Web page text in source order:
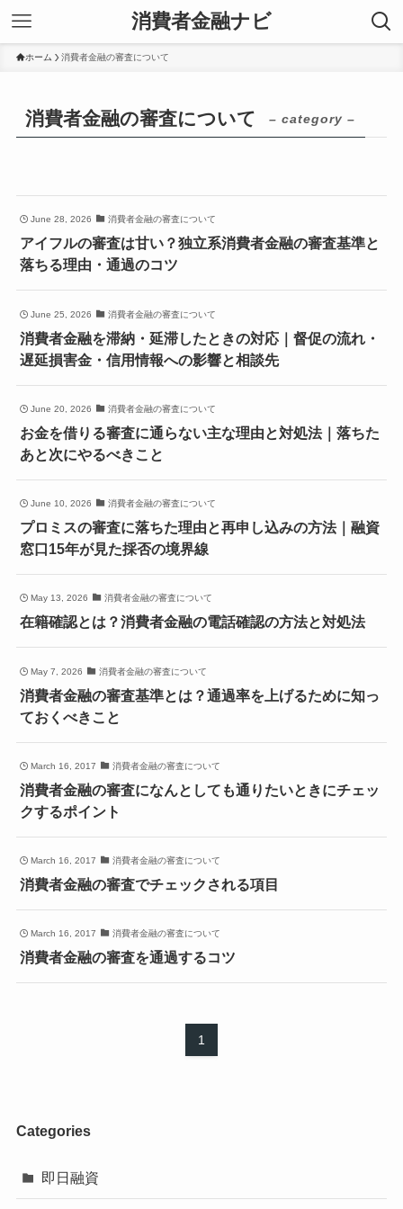
消費者金融ナビ
ホーム 消費者金融の審査について
消費者金融の審査について – category –
June 28, 2026 消費者金融の審査について
アイフルの審査は甘い？独立系消費者金融の審査基準と
落ちる理由・通過のコツ
June 25, 2026 消費者金融の審査について
消費者金融を滞納・延滞したときの対応｜督促の流れ・
遅延損害金・信用情報への影響と相談先
June 20, 2026 消費者金融の審査について
お金を借りる審査に通らない主な理由と対処法｜落ちた
あと次にやるべきこと
June 10, 2026 消費者金融の審査について
プロミスの審査に落ちた理由と再申し込みの方法｜融資
窓口15年が見た採否の境界線
May 13, 2026 消費者金融の審査について
在籍確認とは？消費者金融の電話確認の方法と対処法
May 7, 2026 消費者金融の審査について
消費者金融の審査基準とは？通過率を上げるために知っ
ておくべきこと
March 16, 2017 消費者金融の審査について
消費者金融の審査になんとしても通りたいときにチェッ
クするポイント
March 16, 2017 消費者金融の審査について
消費者金融の審査でチェックされる項目
March 16, 2017 消費者金融の審査について
消費者金融の審査を通過するコツ
1
Categories
即日融資